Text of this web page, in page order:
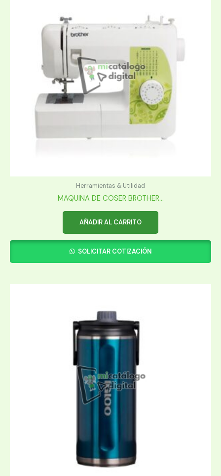
Herramientas & Utilidad
MAQUINA DE COSER BROTHER...
AÑADIR AL CARRITO
SOLICITAR COTIZACIÓN